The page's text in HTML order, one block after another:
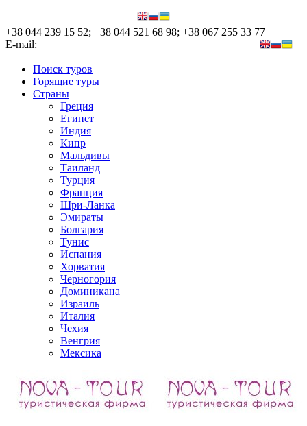
+38 044 239 15 52; +38 044 521 68 98; +38 067 255 33 77
E-mail:
Поиск туров
Горящие туры
Страны
Греция
Египет
Индия
Кипр
Мальдивы
Таиланд
Турция
Франция
Шри-Ланка
Эмираты
Болгария
Тунис
Испания
Хорватия
Черногория
Доминикана
Израиль
Италия
Чехия
Венгрия
Мексика